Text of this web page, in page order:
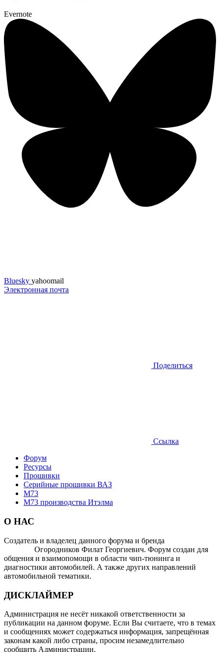
Evernote
Bluesky yahoomail
Электронная почта
Поделиться
Ссылка
Форум
Ресурсы
Прошивки
Серийные прошивки ВАЗ
М73
M73 производства Итэлма
О НАС
Создатель и владелец данного форума и бренда
Огородников Филат Георгиевич. Форум создан для
общения и взаимопомощи в области чип-тюнинга и
диагностики автомобилей. А также других направлений
автомобильной тематики.
ДИСКЛАЙМЕР
Администрация не несёт никакой ответственности за
публикации на данном форуме. Если Вы считаете, что в темах
и сообщениях может содержаться информация, запрещённая
законам какой либо страны, просим незамедлительно
сообщить Администрации.